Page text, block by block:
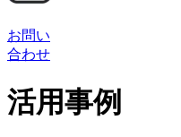
お問い
合わせ
活用事例